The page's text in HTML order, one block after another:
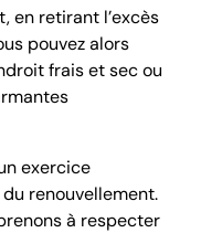
en retirant l’excès
pouvez alors
frais et sec ou
exercice
renouvellement.
à respecter